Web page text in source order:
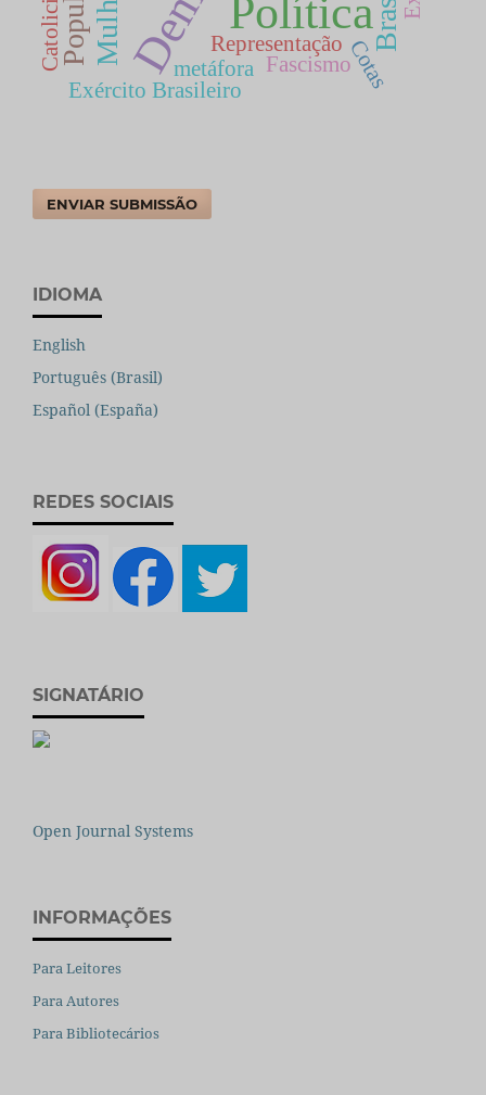
PolíticaBrasil
Representação
metáfora FascismoCotas
Exército Brasileiro
ENVIAR SUBMISSÃO
IDIOMA
English
Português (Brasil)
Español (España)
REDES SOCIAIS
SIGNATÁRIO
Open Journal Systems
INFORMAÇÕES
Para Leitores
Para Autores
Para Bibliotecários